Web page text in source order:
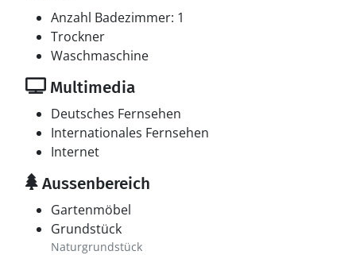
Anzahl Badezimmer: 1
Trockner
Waschmaschine
Multimedia
Deutsches Fernsehen
Internationales Fernsehen
Internet
Aussenbereich
Gartenmöbel
Grundstück
Naturgrundstück